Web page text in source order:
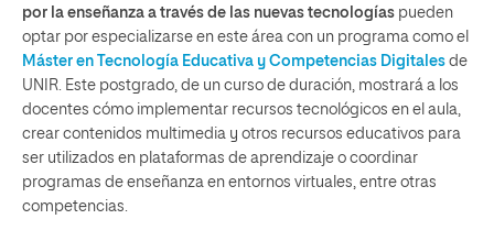
por la enseñanza a través de las nuevas tecnologías pueden
optar por especializarse en este área con un programa como el
Máster en Tecnología Educativa y Competencias Digitales de
UNIR. Este postgrado, de un curso de duración, mostrará a los
docentes cómo implementar recursos tecnológicos en el aula,
crear contenidos multimedia y otros recursos educativos para
ser utilizados en plataformas de aprendizaje o coordinar
programas de enseñanza en entornos virtuales, entre otras
competencias.